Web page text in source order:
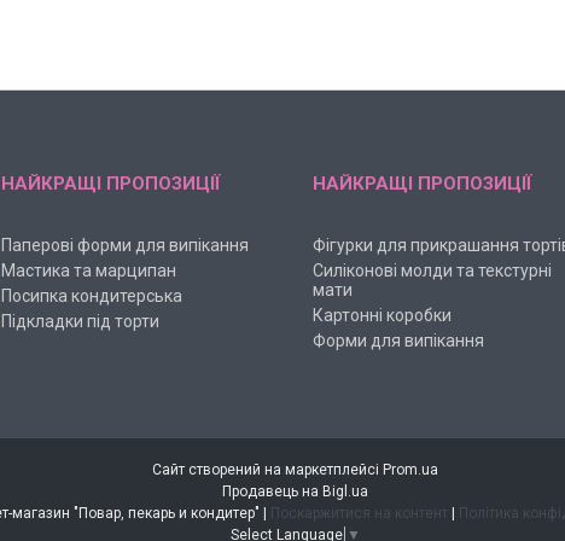
НАЙКРАЩІ ПРОПОЗИЦІЇ
Паперові форми для випікання
Мастика та марципан
Посипка кондитерська
Підкладки під торти
НАЙКРАЩІ ПРОПОЗИЦІЇ
Фігурки для прикрашання
Силіконові молди та текстурні
мати
Картонні коробки
Форми для випікання
Сайт створений на маркетплейсі Prom.ua
Продавець на Bigl.ua
Интернет-магазин "Повар, пекарь и кондитер" | Поскаржитися на контент | Політика
Select Language ▼